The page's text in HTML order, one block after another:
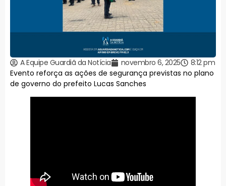
A Equipe Guardiã da Notícia novembro 6, 2025
8:12 pm
Evento reforça as ações de segurança previstas no plano
de governo do prefeito Lucas Sanches